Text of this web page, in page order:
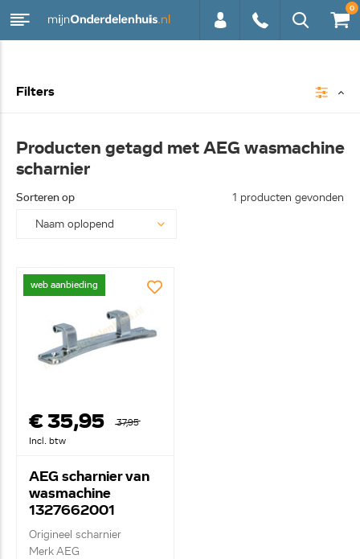
0
Filters
Producten getagd met AEG wasmachine
scharnier
Sorteren op 1 producten gevonden
web aanbieding
€ 35,95
37,95
Incl. btw
AEG scharnier van
wasmachine
1327662001
Origineel scharnier
Merk AEG